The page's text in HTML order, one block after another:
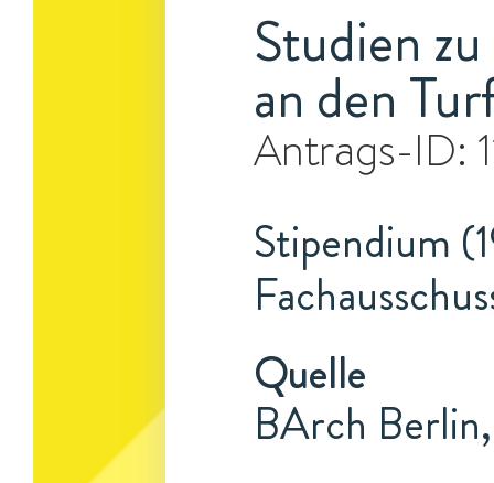
Studien
an den
Antrags-ID:
Stipendium
Quelle
BArch